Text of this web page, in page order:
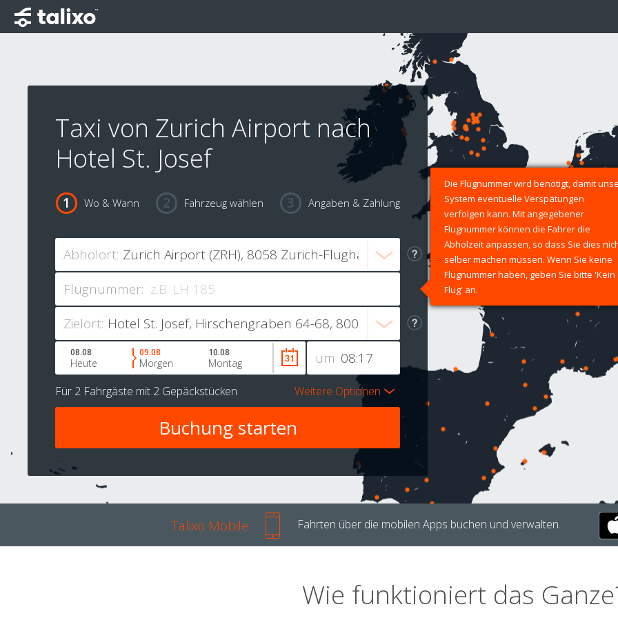
Taxi von Zurich Airport nach
Hotel St. Josef
Wo & Wann Fahrzeug wählen Angaben & Zahlung
Abholort:
Flugnummer:
Die Flugnummer wird benötigt, damit
System eventuelle Verspätungen
verfolgen kann. Mit angegebener
Flugnummer können die Fahrer die
Abholzeit anpassen, so dass Sie dies
selber machen müssen. Wenn Sie keine
Flugnummer haben, geben Sie bitte 'Kein
Flug' an.
Zielort:
um
08.08
Heute
09.08
Morgen
10.08
Montag
Für 2 Fahrgäste mit 2 Gepäckstücken Weitere Optionen
Talixo Mobile Fahrten über die mobilen Apps buchen und verwalten.
Wie funktioniert das